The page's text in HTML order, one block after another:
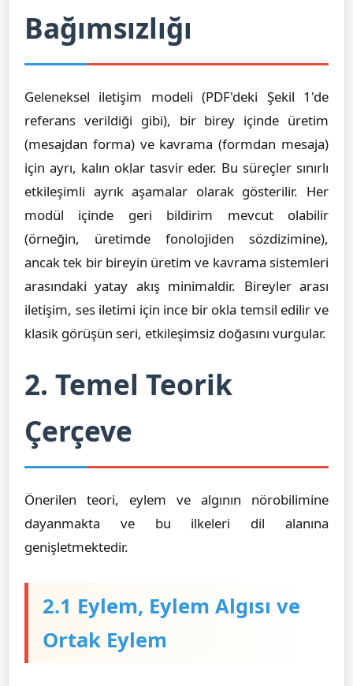
Bağımsızlığı
Geleneksel iletişim modeli (PDF'deki Şekil 1'de
referans verildiği gibi), bir birey içinde üretim
(mesajdan forma) ve kavrama (formdan mesaja)
için ayrı, kalın oklar tasvir eder. Bu süreçler sınırlı
etkileşimli ayrık aşamalar olarak gösterilir. Her
modül içinde geri bildirim mevcut olabilir
(örneğin, üretimde fonolojiden sözdizimine),
ancak tek bir bireyin üretim ve kavrama sistemleri
arasındaki yatay akış minimaldir. Bireyler arası
iletişim, ses iletimi için ince bir okla temsil edilir ve
klasik görüşün seri, etkileşimsiz doğasını vurgular.
2. Temel Teorik
Çerçeve
Önerilen teori, eylem ve algının nörobilimine
dayanmakta ve bu ilkeleri dil alanına
genişletmektedir.
2.1 Eylem, Eylem Algısı ve
Ortak Eylem